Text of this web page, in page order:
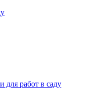
для работ в саду